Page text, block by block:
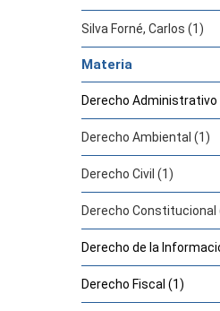
Silva Forné, Carlos (1)
Materia
Derecho Administrativo
Derecho Ambiental (1)
Derecho Civil (1)
Derecho Constitucional
Derecho de la
Derecho Fiscal (1)